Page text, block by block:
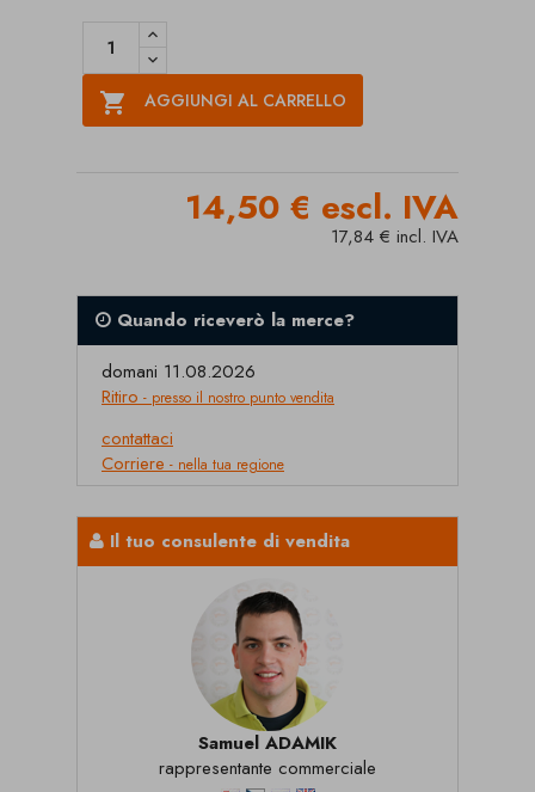
 AGGIUNGI AL CARRELLO
14,50 € escl. IVA
17,84 € incl. IVA
Quando riceverò la merce?
domani 11.08.2026
Ritiro - presso il nostro punto vendita
contattaci
Corriere - nella tua regione
Il tuo consulente di vendita
Samuel ADAMIK
rappresentante commerciale